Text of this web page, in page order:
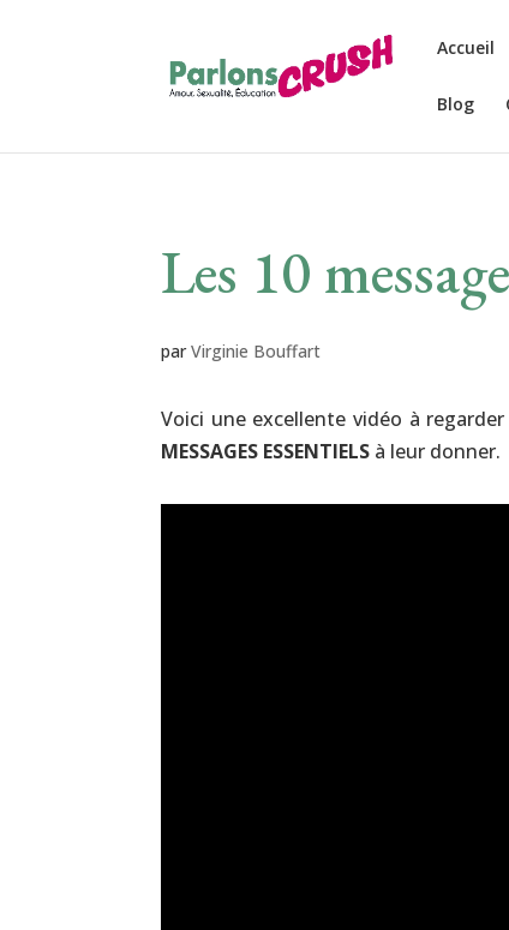
Accueil
Blog
Les 10
parVirginie Bouffart
Voici une excellente vidéo à
MESSAGES ESSENTIELS à leur donner.